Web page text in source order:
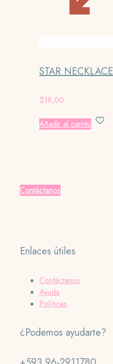
STAR NECKLACE
$18,00
Añadir al carrito
Contáctanos
Enlaces útiles
Contáctanos
Ayuda
Políticas
¿Podemos ayudarte?